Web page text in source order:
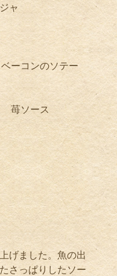
ャ
ベーコンのソテー
苺ソース
げました。魚の出
さっぱりしたソー